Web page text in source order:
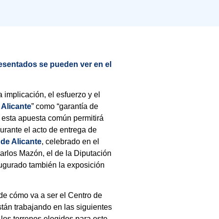
se pueden ver en el
implicación, el esfuerzo y el
Alicante” como “garantía de
apuesta común permitirá
el acto de entrega de
Alicante, celebrado en el
Mazón, el de la Diputación
también la exposición
cómo va a ser el Centro de
trabajando en las siguientes